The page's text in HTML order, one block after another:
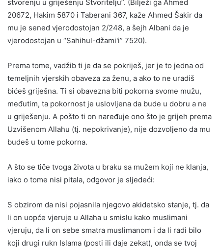
stvorenju u griješenju Stvoritelju”. (Bilježi ga Ahmed
20672, Hakim 5870 i Taberani 367, kaže Ahmed Šakir da
mu je sened vjerodostojan 2/248, a šejh Albani da je
vjerodostojan u “Sahihul-džami'i” 7520).
Prema tome, vadžib ti je da se pokriješ, jer je to jedna od
temeljnih vjerskih obaveza za ženu, a ako to ne uradiš
bićeš griješna. Ti si obavezna biti pokorna svome mužu,
međutim, ta pokornost je uslovljena da bude u dobru a ne
u griješenju. A pošto ti on naređuje ono što je grijeh prema
Uzvišenom Allahu (tj. nepokrivanje), nije dozvoljeno da mu
budeš u tome pokorna.
A što se tiče tvoga života u braku sa mužem koji ne klanja,
iako o tome nisi pitala, odgovor je sljedeći:
S obzirom da nisi pojasnila njegovo akidetsko stanje, tj. da
li on uopće vjeruje u Allaha u smislu kako muslimani
vjeruju, da li on sebe smatra muslimanom i da li radi bilo
koji drugi rukn Islama (posti ili daje zekat), onda se tvoj